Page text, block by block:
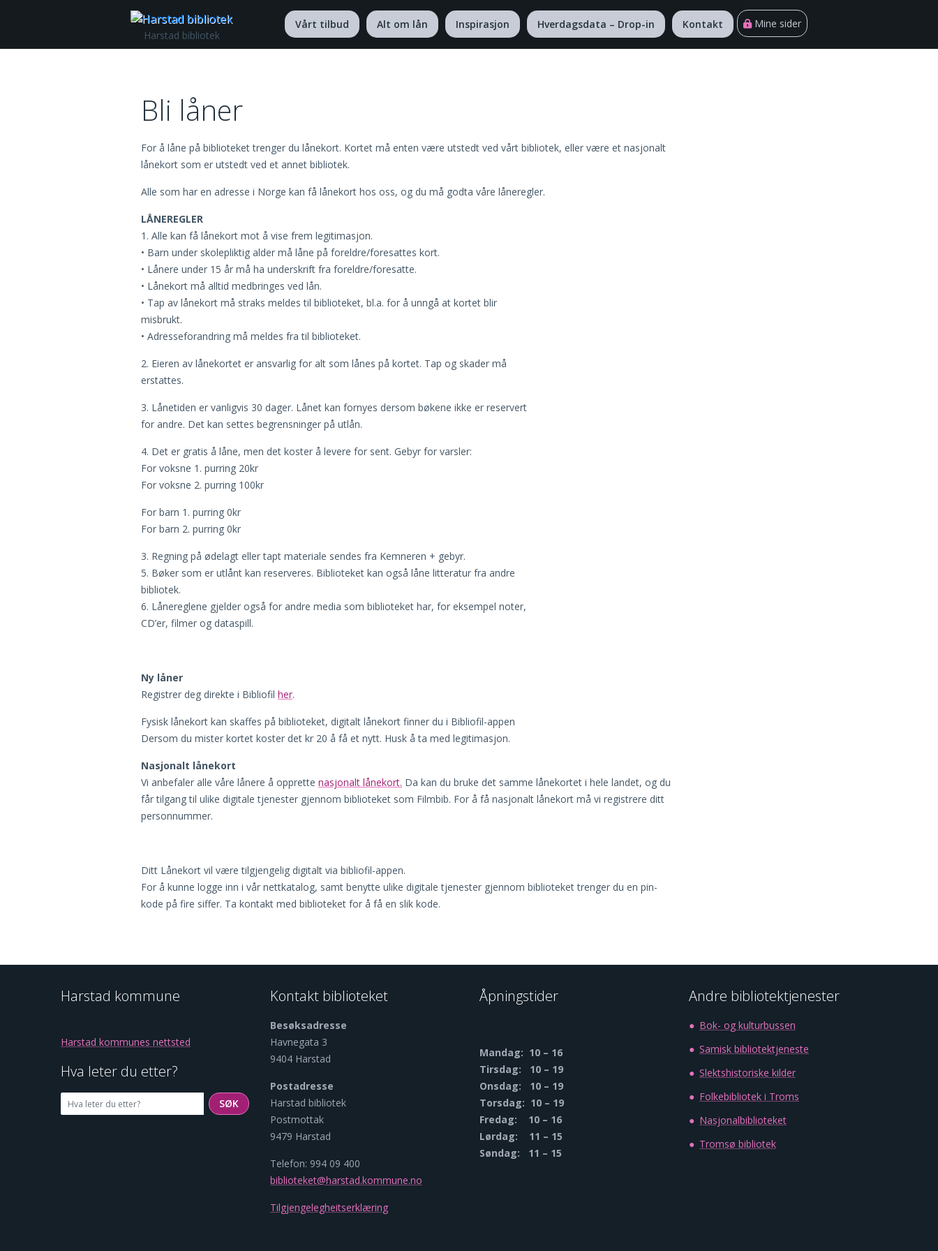
Harstad bibliotek
Vårt tilbud Alt om lån Inspirasjon Hverdagsdata – Drop-in Kontakt Mine sider
Bli låner
For å låne på biblioteket trenger du lånekort. Kortet må enten være utstedt ved vårt bibliotek, eller være et nasjonalt
lånekort som er utstedt ved et annet bibliotek.
Alle som har en adresse i Norge kan få lånekort hos oss, og du må godta våre låneregler.
LÅNEREGLER
1. Alle kan få lånekort mot å vise frem legitimasjon.
• Barn under skolepliktig alder må låne på foreldre/foresattes kort.
• Lånere under 15 år må ha underskrift fra foreldre/foresatte.
• Lånekort må alltid medbringes ved lån.
• Tap av lånekort må straks meldes til biblioteket, bl.a. for å unngå at kortet blir
misbrukt.
• Adresseforandring må meldes fra til biblioteket.
2. Eieren av lånekortet er ansvarlig for alt som lånes på kortet. Tap og skader må
erstattes.
3. Lånetiden er vanligvis 30 dager. Lånet kan fornyes dersom bøkene ikke er reservert
for andre. Det kan settes begrensninger på utlån.
4. Det er gratis å låne, men det koster å levere for sent. Gebyr for varsler:
For voksne 1. purring 20kr
For voksne 2. purring 100kr
For barn 1. purring 0kr
For barn 2. purring 0kr
3. Regning på ødelagt eller tapt materiale sendes fra Kemneren + gebyr.
5. Bøker som er utlånt kan reserveres. Biblioteket kan også låne litteratur fra andre
bibliotek.
6. Lånereglene gjelder også for andre media som biblioteket har, for eksempel noter,
CD’er, filmer og dataspill.
Ny låner
Registrer deg direkte i Bibliofil her.
Fysisk lånekort kan skaffes på biblioteket, digitalt lånekort finner du i Bibliofil-appen
Dersom du mister kortet koster det kr 20 å få et nytt. Husk å ta med legitimasjon.
Nasjonalt lånekort
Vi anbefaler alle våre lånere å opprette nasjonalt lånekort. Da kan du bruke det samme lånekortet i hele landet, og du
får tilgang til ulike digitale tjenester gjennom biblioteket som Filmbib. For å få nasjonalt lånekort må vi registrere ditt
personnummer.
Ditt Lånekort vil være tilgjengelig digitalt via bibliofil-appen.
For å kunne logge inn i vår nettkatalog, samt benytte ulike digitale tjenester gjennom biblioteket trenger du en pin-
kode på fire siffer. Ta kontakt med biblioteket for å få en slik kode.
Harstad kommune
Harstad kommunes nettsted
Hva leter du etter?
SØK
SØK
Kontakt biblioteket
Besøksadresse
Havnegata 3
9404 Harstad
Postadresse
Harstad bibliotek
Postmottak
9479 Harstad
Telefon: 994 09 400
biblioteket@harstad.kommune.no
Tilgjengelegheitserklæring
Åpningstider
Mandag: 10 – 16
Tirsdag: 10 – 19
Onsdag: 10 – 19
Torsdag: 10 – 19
Fredag: 10 – 16
Lørdag: 11 – 15
Søndag: 11 – 15
Andre bibliotektjenester
Bok- og kulturbussen
Samisk bibliotektjeneste
Slektshistoriske kilder
Folkebibliotek i Troms
Nasjonalbiblioteket
Tromsø bibliotek